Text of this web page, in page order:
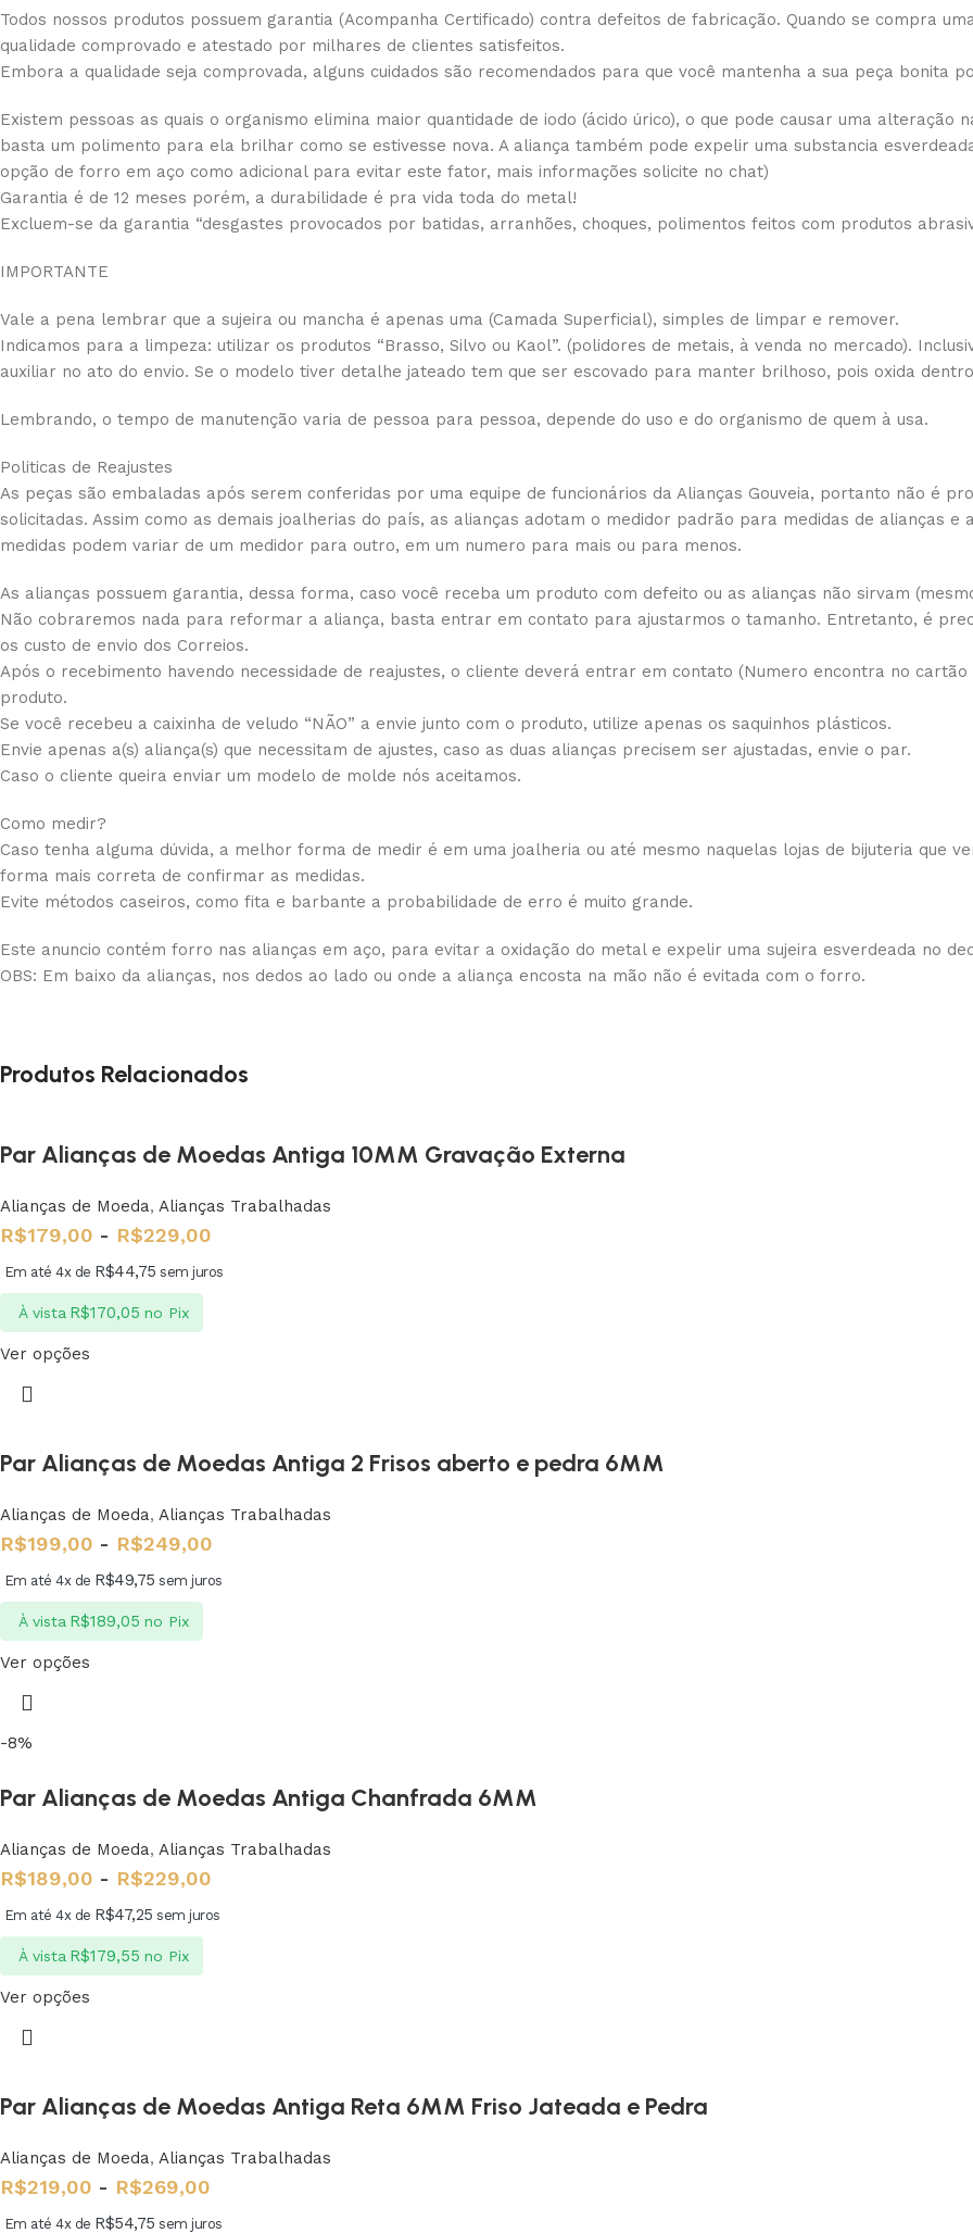
Todos nossos produtos possuem garantia (Acompanha Certificado) contra defeitos de fabricação. Quando se compra
qualidade comprovado e atestado por milhares de clientes satisfeitos.
Embora a qualidade seja comprovada, alguns cuidados são recomendados para que você mantenha a sua peça bonita
Existem pessoas as quais o organismo elimina maior quantidade de iodo (ácido úrico), o que pode causar uma
basta um polimento para ela brilhar como se estivesse nova. A aliança também pode expelir uma substancia
opção de forro em aço como adicional para evitar este fator, mais informações solicite no chat)
Garantia é de 12 meses porém, a durabilidade é pra vida toda do metal!
Excluem-se da garantia “desgastes provocados por batidas, arranhões, choques, polimentos feitos com produtos
IMPORTANTE
Vale a pena lembrar que a sujeira ou mancha é apenas uma (Camada Superficial), simples de limpar e remover.
Indicamos para a limpeza: utilizar os produtos “Brasso, Silvo ou Kaol”. (polidores de metais, à venda no mercado).
auxiliar no ato do envio. Se o modelo tiver detalhe jateado tem que ser escovado para manter brilhoso, pois oxida
Lembrando, o tempo de manutenção varia de pessoa para pessoa, depende do uso e do organismo de quem à usa.
Politicas de Reajustes
As peças são embaladas após serem conferidas por uma equipe de funcionários da Alianças Gouveia, portanto não é
solicitadas. Assim como as demais joalherias do país, as alianças adotam o medidor padrão para medidas de alianças e
medidas podem variar de um medidor para outro, em um numero para mais ou para menos.
As alianças possuem garantia, dessa forma, caso você receba um produto com defeito ou as alianças não sirvam
Não cobraremos nada para reformar a aliança, basta entrar em contato para ajustarmos o tamanho. Entretanto, é
os custo de envio dos Correios.
Após o recebimento havendo necessidade de reajustes, o cliente deverá entrar em contato (Numero encontra no
produto.
Se você recebeu a caixinha de veludo “NÃO” a envie junto com o produto, utilize apenas os saquinhos plásticos.
Envie apenas a(s) aliança(s) que necessitam de ajustes, caso as duas alianças precisem ser ajustadas, envie o par.
Caso o cliente queira enviar um modelo de molde nós aceitamos.
Como medir?
Caso tenha alguma dúvida, a melhor forma de medir é em uma joalheria ou até mesmo naquelas lojas de bijuteria que
forma mais correta de confirmar as medidas.
Evite métodos caseiros, como fita e barbante a probabilidade de erro é muito grande.
Este anuncio contém forro nas alianças em aço, para evitar a oxidação do metal e expelir uma sujeira esverdeada no
OBS: Em baixo da alianças, nos dedos ao lado ou onde a aliança encosta na mão não é evitada com o forro.
Produtos Relacionados
Par Alianças de Moedas Antiga 10MM Gravação Externa
Alianças de Moeda, Alianças Trabalhadas
R$179,00 - R$229,00
Em até 4x de R$44,75 sem juros
À vista R$170,05 no Pix
Ver opções
Par Alianças de Moedas Antiga 2 Frisos aberto e pedra 6MM
Alianças de Moeda, Alianças Trabalhadas
R$199,00 - R$249,00
Em até 4x de R$49,75 sem juros
À vista R$189,05 no Pix
Ver opções
-8%
Par Alianças de Moedas Antiga Chanfrada 6MM
Alianças de Moeda, Alianças Trabalhadas
R$189,00 - R$229,00
Em até 4x de R$47,25 sem juros
À vista R$179,55 no Pix
Ver opções
Par Alianças de Moedas Antiga Reta 6MM Friso Jateada e Pedra
Alianças de Moeda, Alianças Trabalhadas
R$219,00 - R$269,00
Em até 4x de R$54,75 sem juros